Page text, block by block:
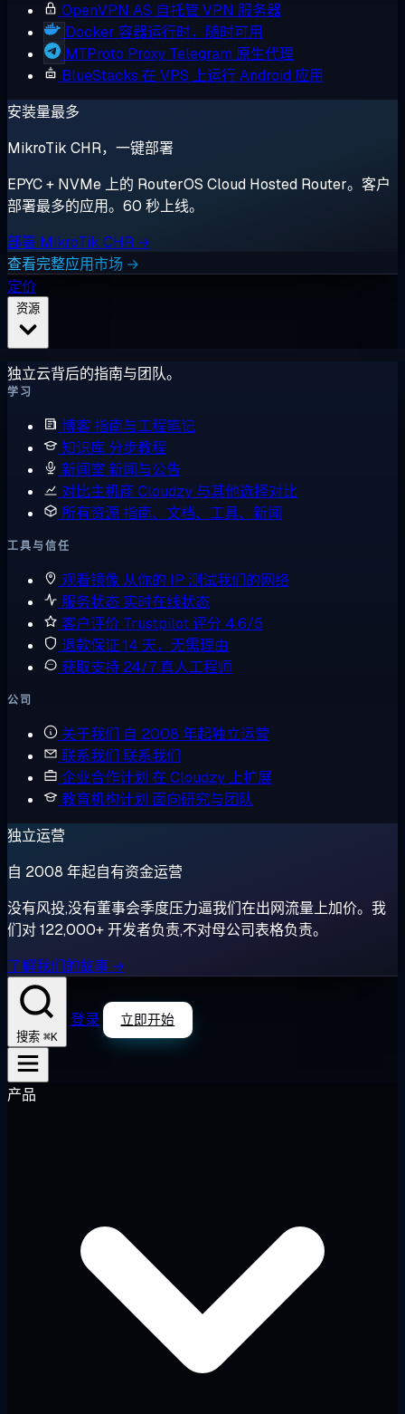
OpenVPN AS 自托管 VPN 服务器
Docker 容器运行时，随时可用
MTProto Proxy Telegram 原生代理
BlueStacks 在 VPS 上运行 Android 应用
安装量最多
MikroTik CHR，一键部署
EPYC + NVMe 上的 RouterOS Cloud Hosted Router。客户
部署最多的应用。60 秒上线。
部署 MikroTik CHR →
查看完整应用市场 →
定价
独立云背后的指南与团队。
学习
博客指南与工程笔记
知识库 分步教程
新闻室 新闻与公告
对比主机商 Cloudzy 与其他选择对比
所有资源指南、文档、工具、新闻
工具与信任
观看镜像 从你的 IP 测试我们的网络
服务状态 实时在线状态
客户评价 Trustpilot 评分 4.6/5
退款保证 14 天，无需理由
获取支持 24/7 真人工程师
公司
关于我们 自 2008 年起独立运营
联系我们 联系我们
企业合作计划 在 Cloudzy 上扩展
教育机构计划 面向研究与团队
独立运营
自 2008 年起自有资金运营
没有风投,没有董事会季度压力逼我们在出网流量上加价。我
们对 122,000+ 开发者负责,不对母公司表格负责。
了解我们的故事 →
搜索 ⌘K
登录 立即开始
产品